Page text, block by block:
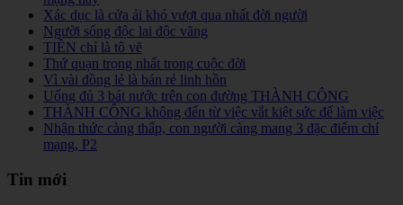
Xác dục là cửa ải khó vượt qua nhất đời người
Người sống độc lai độc vãng
TIỀN chỉ là tô vẽ
Thứ quạn trọng nhất trong cuộc đời
Vì vài đồng lẻ là bán rẻ linh hồn
Uống đủ 3 bát nước trên con đường THÀNH CÔNG
THÀNH CÔNG không đến từ việc vắt kiệt sức để làm việc
Nhận thức càng thấp, con người càng mang 3 đặc điểm chí
mạng, P2
Tin mới